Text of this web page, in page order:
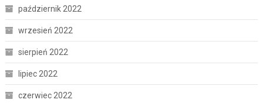
październik 2022
wrzesień 2022
sierpień 2022
lipiec 2022
czerwiec 2022